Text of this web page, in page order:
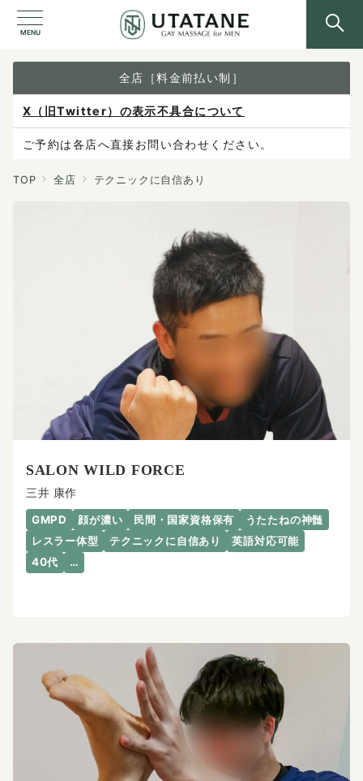
MENU
全店［料金前払い制］
X（旧Twitter）の表示不具合について
ご予約は各店へ直接お問い合わせください。
料金は当日施術前にお支払いください。
TOP 全店 テクニックに自信あり
SALON WILD FORCE
三井 康作
GMPD 顔が濃い 民間・国家資格保有
うたたねの神髄
レスラー体型
テクニックに自信あり
英語対応可能
40代
…